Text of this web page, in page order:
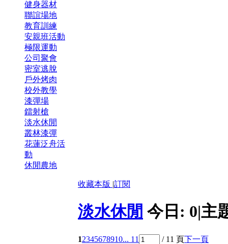
健身器材
聯誼場地
教育訓練
安親班活動
極限運動
公司聚會
密室逃脫
戶外烤肉
校外教學
漆彈場
鐳射槍
淡水休閒
叢林漆彈
花蓮泛舟活
動
休閒農地
收藏本版 |訂閱
淡水休閒 今日: 0|主
12345678910... 11 / 11 頁下一頁